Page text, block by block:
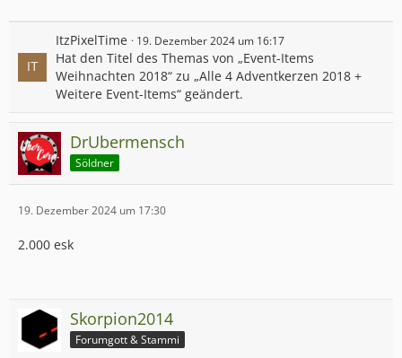
ItzPixelTime 19. Dezember 2024 um 16:17
Hat den Titel des Themas von „Event-Items
Weihnachten 2018“ zu „Alle 4 Adventkerzen 2018 +
Weitere Event-Items“ geändert.
DrUbermensch
Söldner
19. Dezember 2024 um 17:30
2.000 esk
Skorpion2014
Forumgott & Stammi